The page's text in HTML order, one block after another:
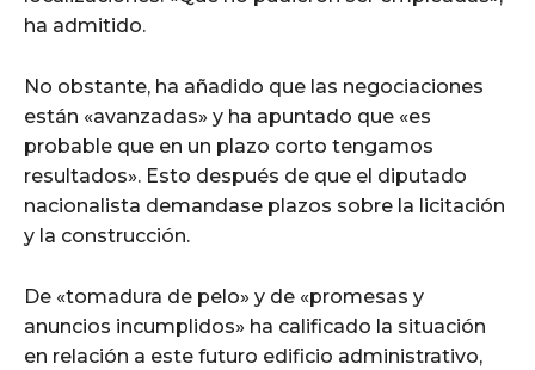
ha admitido.
No obstante, ha añadido que las negociaciones
están «avanzadas» y ha apuntado que «es
probable que en un plazo corto tengamos
resultados». Esto después de que el diputado
nacionalista demandase plazos sobre la licitación
y la construcción.
De «tomadura de pelo» y de «promesas y
anuncios incumplidos» ha calificado la situación
en relación a este futuro edificio administrativo,